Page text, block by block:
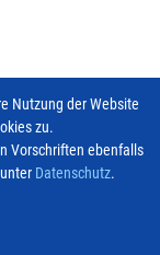
Nutzung der Website
zu.
Vorschriften ebenfalls
Datenschutz.